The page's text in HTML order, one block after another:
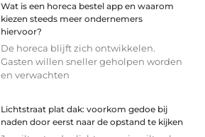
Wat is een horeca bestel app en waarom
kiezen steeds meer ondernemers
hiervoor?
De horeca blijft zich ontwikkelen.
Gasten willen sneller geholpen worden
en verwachten
Lichtstraat plat dak: voorkom gedoe bij
naden door eerst naar de opstand te kijken